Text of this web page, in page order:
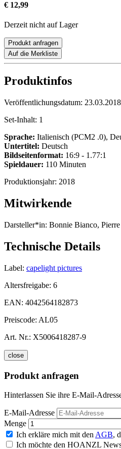
€ 12,99
Derzeit nicht auf Lager
Produkt anfragen
Auf die Merkliste
Produktinfos
Veröffentlichungsdatum: 23.03.2018
Set-Inhalt: 1
Sprache: Italienisch (PCM2 .0),
Untertitel: Deutsch
Bildseitenformat: 16:9 - 1.77:1
Spieldauer: 110 Minuten
Produktionsjahr: 2018
Mitwirkende
Darsteller*in: Bonnie Bianco, Pierre
Technische Details
Label: capelight pictures
Altersfreigabe: 6
EAN: 4042564182873
Preiscode: AL05
Art. Nr.: X5006418287-9
close
Produkt anfragen
Hinterlassen Sie ihre E-Mail-
E-Mail-Adresse
Menge
Ich erkläre mich mit den AGB,
Ich möchte den HOANZL